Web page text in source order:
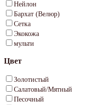
Нейлон
Бархат (Велюр)
Сетка
Экокожа
мульти
Цвет
Золотистый
Салатовый/Мятный
Песочный